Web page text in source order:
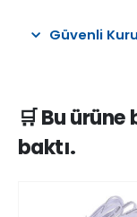
Güvenli
🛒 Bu
baktı.